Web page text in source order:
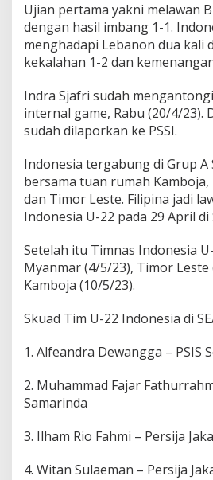
Ujian pertama yakni melawan
dengan hasil imbang 1-1.
menghadapi Lebanon dua kali
kekalahan 1-2 dan
Indra Sjafri sudah
internal game, Rabu (20/4/23).
sudah dilaporkan ke PSSI.
Indonesia tergabung di Grup A
bersama tuan rumah
dan Timor Leste. Filipina jadi
Indonesia U-22 pada 29 April
Setelah itu Timnas Indonesia
Myanmar (4/5/23), Timor Leste
Kamboja (10/5/23).
Skuad Tim U-22 Indonesia di
1. Alfeandra Dewangga – PSIS
2. Muhammad Fajar
Samarinda
3. Ilham Rio Fahmi – Persija
4. Witan Sulaeman – Persija